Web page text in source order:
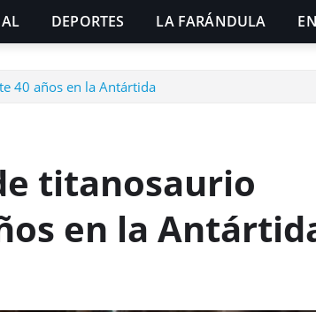
DEPORTES LA FARÁNDULA
40 años en la Antártida
titanosaurio
en la